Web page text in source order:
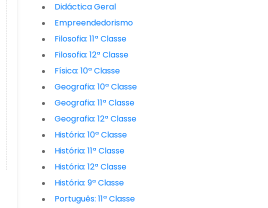
Didáctica Geral
Empreendedorismo
Filosofia: 11ª Classe
Filosofia: 12ª Classe
Física: 10ª Classe
Geografia: 10ª Classe
Geografia: 11ª Classe
Geografia: 12ª Classe
História: 10ª Classe
História: 11ª Classe
História: 12ª Classe
História: 9ª Classe
Português: 11ª Classe